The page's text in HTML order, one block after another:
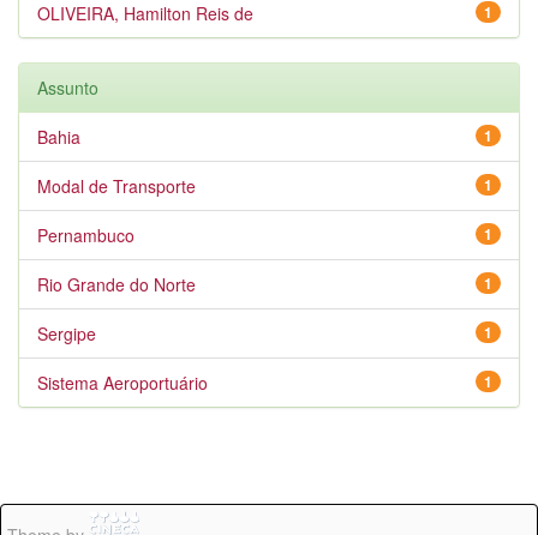
1
OLIVEIRA, Hamilton Reis de
Assunto
1
Bahia
1
Modal de Transporte
1
Pernambuco
1
Rio Grande do Norte
1
Sergipe
1
Sistema Aeroportuário